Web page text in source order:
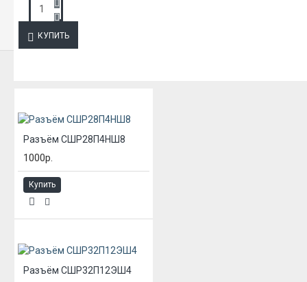
КУПИТЬ
Разъём СШР28П4НШ8
1000р.
Купить
Разъём СШР32П12ЭШ4